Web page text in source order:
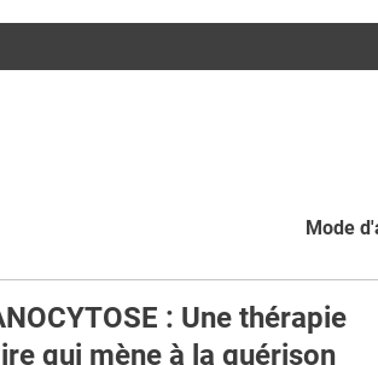
Mode
: Une thérapie
qui mène à la guérison